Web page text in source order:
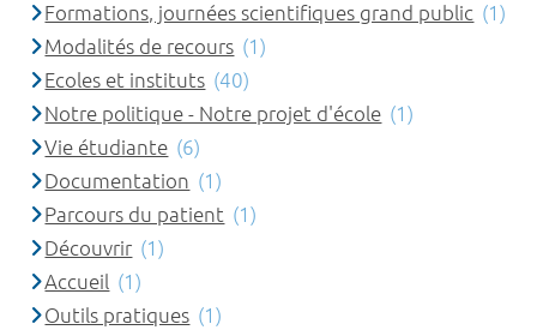
Formations, journées scientifiques grand public (1)
Modalités de recours (1)
Ecoles et instituts (40)
Notre politique - Notre projet d'école (1)
Vie étudiante (6)
Documentation (1)
Parcours du patient (1)
Découvrir (1)
Accueil (1)
Outils pratiques (1)